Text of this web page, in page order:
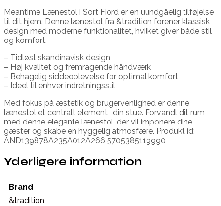
Meantime Lænestol i Sort Fiord er en uundgåelig tilføjelse
til dit hjem. Denne lænestol fra &tradition forener klassisk
design med moderne funktionalitet, hvilket giver både stil
og komfort.
– Tidløst skandinavisk design
– Høj kvalitet og fremragende håndværk
– Behagelig siddeoplevelse for optimal komfort
– Ideel til enhver indretningsstil
Med fokus på æstetik og brugervenlighed er denne
lænestol et centralt element i din stue. Forvandl dit rum
med denne elegante lænestol, der vil imponere dine
gæster og skabe en hyggelig atmosfære. Produkt id:
AND139878A235A012A266 5705385119990
Yderligere information
Brand
&tradition